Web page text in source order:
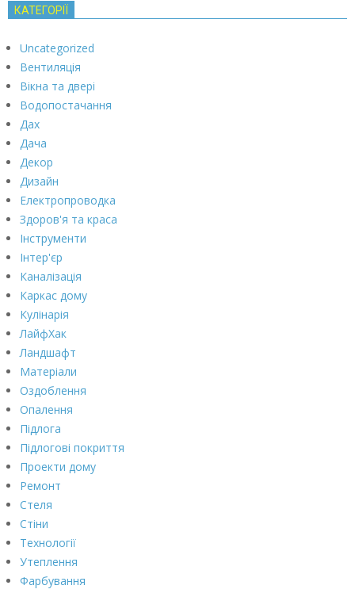
КАТЕГОРІЇ
Uncategorized
Вентиляція
Вікна та двері
Водопостачання
Дах
Дача
Декор
Дизайн
Електропроводка
Здоров'я та краса
Інструменти
Інтер'єр
Каналізація
Каркас дому
Кулінарія
ЛайфХак
Ландшафт
Матеріали
Оздоблення
Опалення
Підлога
Підлогові покриття
Проекти дому
Ремонт
Стеля
Стіни
Технології
Утеплення
Фарбування